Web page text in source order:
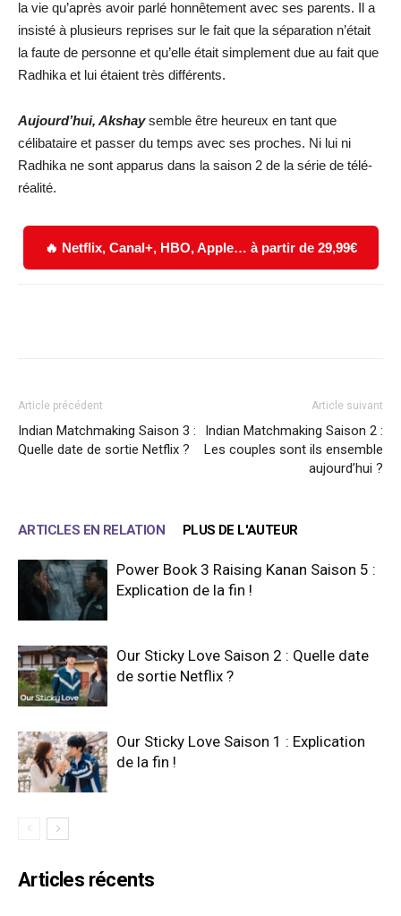
la vie qu’après avoir parlé honnêtement avec ses parents. Il a
insisté à plusieurs reprises sur le fait que la séparation n’était
la faute de personne et qu’elle était simplement due au fait que
Radhika et lui étaient très différents.
Aujourd’hui, Akshaysemble être heureux en tant que
célibataire et passer du temps avec ses proches. Ni lui ni
Radhika ne sont apparus dans la saison 2 de la série de télé-
réalité.
🔥 Netflix, Canal+, HBO, Apple… à partir de 29,99€
Article précédent
Indian Matchmaking Saison 3 :
Quelle date de sortie Netflix ?
Article suivant
Indian Matchmaking Saison 2 :
Les couples sont ils ensemble
aujourd’hui ?
ARTICLES EN RELATION PLUS DE L'AUTEUR
Power Book 3 Raising Kanan Saison 5 :
Explication de la fin !
Our Sticky Love Saison 2 : Quelle date
de sortie Netflix ?
Our Sticky Love Saison 1 : Explication
de la fin !
Articles récents